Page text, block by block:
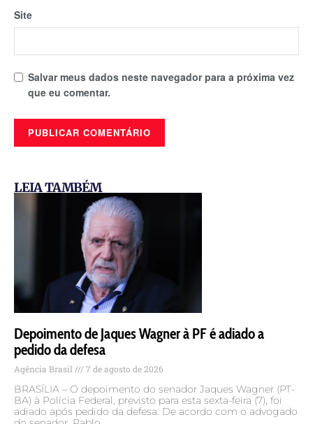
Site
Salvar meus dados neste navegador para a próxima vez
que eu comentar.
LEIA TAMBÉM
Depoimento de Jaques Wagner à PF é adiado a
pedido da defesa
Agência Brasil 7 de agosto de 2026
BRASÍLIA – O depoimento do senador Jaques Wagner (PT-
BA) à Polícia Federal, previsto para esta sexta-feira (7), foi
adiado após pedido da defesa. De acordo com o advogado